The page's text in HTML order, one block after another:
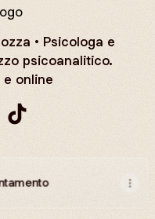
Scarozza
• Psicologa e
psicoanalitico.
e online